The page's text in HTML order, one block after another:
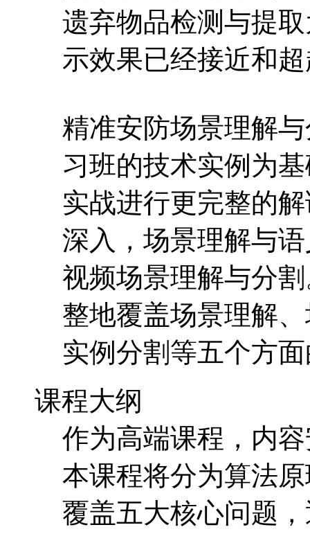
遗弃物品检测与提
示效果已经接近和
精准安防场景理解
习班的技术实例为
实战进行更完整的
深入，场景理解与
视频场景理解与分
整地覆盖场景理解
实例分割等五个方
课程大纲
作为高端课程，内
本课程将分为算法
覆盖五大核心问题